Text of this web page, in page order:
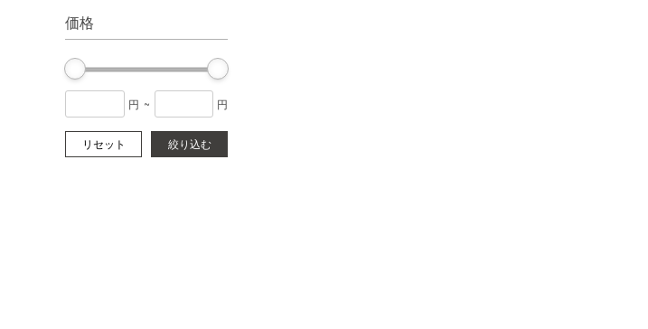
価格
円 ~ 円
リセット 絞り込む